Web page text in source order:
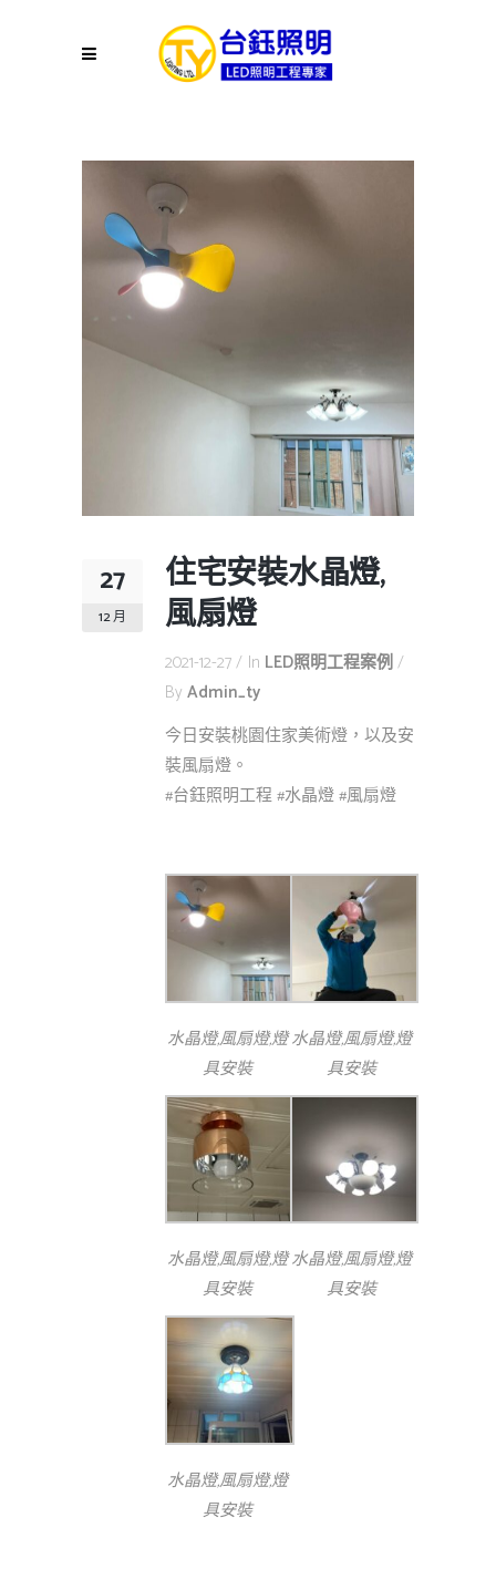
27
12 月
住宅安裝水晶燈,
風扇燈
2021-12-27 In LED照明工程案例
By Admin_ty
今日安裝桃園住家美術燈，以及安
裝風扇燈。
#台鈺照明工程 #水晶燈 #風扇燈
水晶燈,風扇燈,燈
具安裝
水晶燈,風扇燈,燈
具安裝
水晶燈,風扇燈,燈
具安裝
水晶燈,風扇燈,燈
具安裝
水晶燈,風扇燈,燈
具安裝